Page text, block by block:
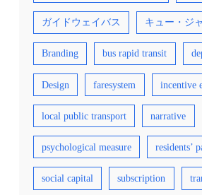
ガイドウェイバス キュー・ジ
Branding bus rapid transit
Design faresystem incentive
local public transport narrative
psychological measure residents’
social capital subscription